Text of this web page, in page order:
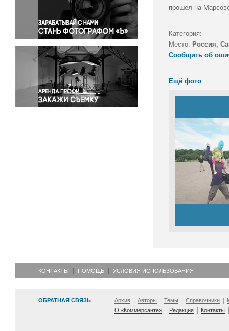
Правосудие
Происшествия и конфликты
Религия
Светская жизнь
Спорт
Экология
Экономика и бизнес
прошел на
Категория:
Место: Россия,
Сообщить об
Ещё фото
КОНТАКТЫ ПОМОЩЬ УСЛОВИЯ ИСПОЛЬЗОВАНИЯ
ОБРАТНАЯ СВЯЗЬ Архив Авторы Темы Справочники
О «Коммерсанте»
Редакция Контакты